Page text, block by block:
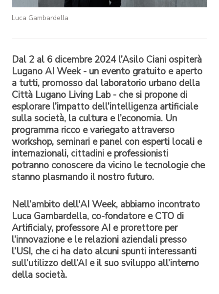
Luca Gambardella
Dal 2 al 6 dicembre 2024 l’Asilo Ciani ospiterà
Lugano AI Week - un evento gratuito e aperto
a tutti, promosso dal laboratorio urbano della
Città Lugano Living Lab - che si propone di
esplorare l’impatto dell’intelligenza artificiale
sulla società, la cultura e l’economia. Un
programma ricco e variegato attraverso
workshop, seminari e panel con esperti locali e
internazionali, cittadini e professionisti
potranno conoscere da vicino le tecnologie che
stanno plasmando il nostro futuro.
Nell’ambito dell'AI Week, abbiamo incontrato
Luca Gambardella, co-fondatore e CTO di
Artificialy, professore AI e prorettore per
l’innovazione e le relazioni aziendali presso
l’USI, che ci ha dato alcuni spunti interessanti
sull’utilizzo dell’AI e il suo sviluppo all’interno
della società.